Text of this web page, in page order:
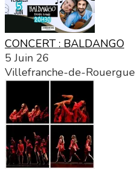
CONCERT : BALDANGO
5 Juin 26
Villefranche-de-Rouergue